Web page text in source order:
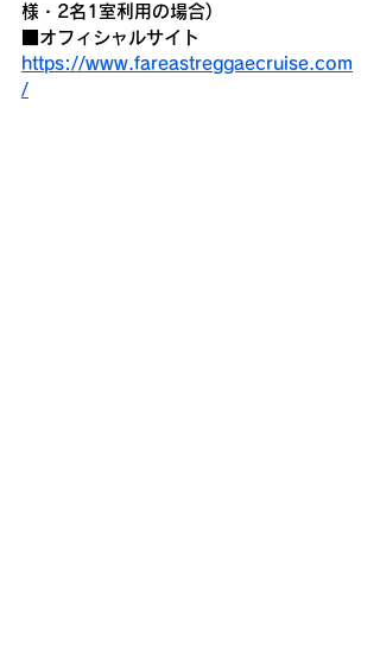
様・2名1室利用の場合)
■オフィシャルサイト
https://www.fareastreggaecruise.com
/